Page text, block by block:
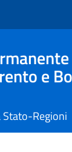
e
Stato-Regioni